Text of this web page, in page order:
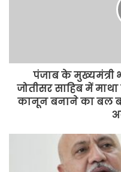
पंजाब के मुख्यमंत्री
जोतीसर साहिब में
कानून बनाने का बल